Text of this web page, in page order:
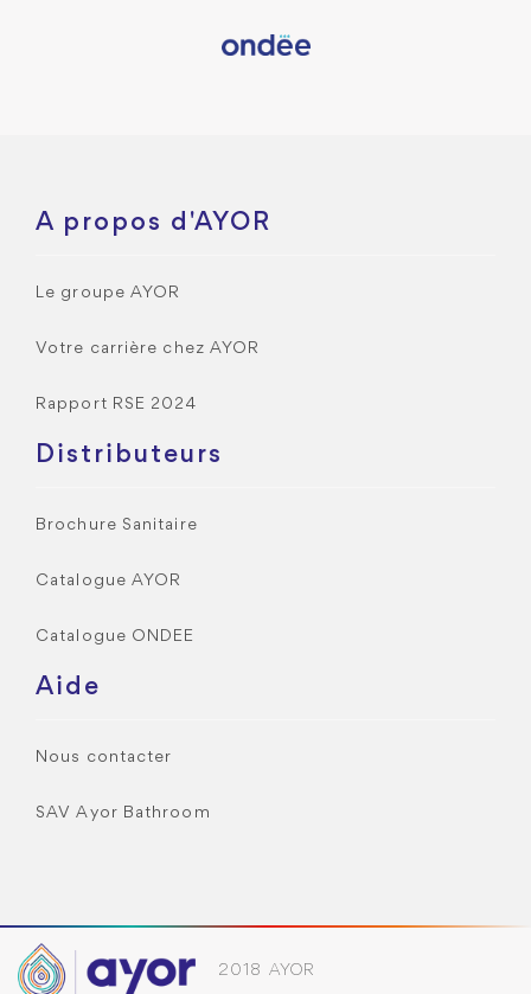
A propos d'AYOR
Le groupe AYOR
Votre carrière chez AYOR
Rapport RSE 2024
Distributeurs
Brochure Sanitaire
Catalogue AYOR
Catalogue ONDEE
Aide
Nous contacter
SAV Ayor Bathroom
2018 AYOR